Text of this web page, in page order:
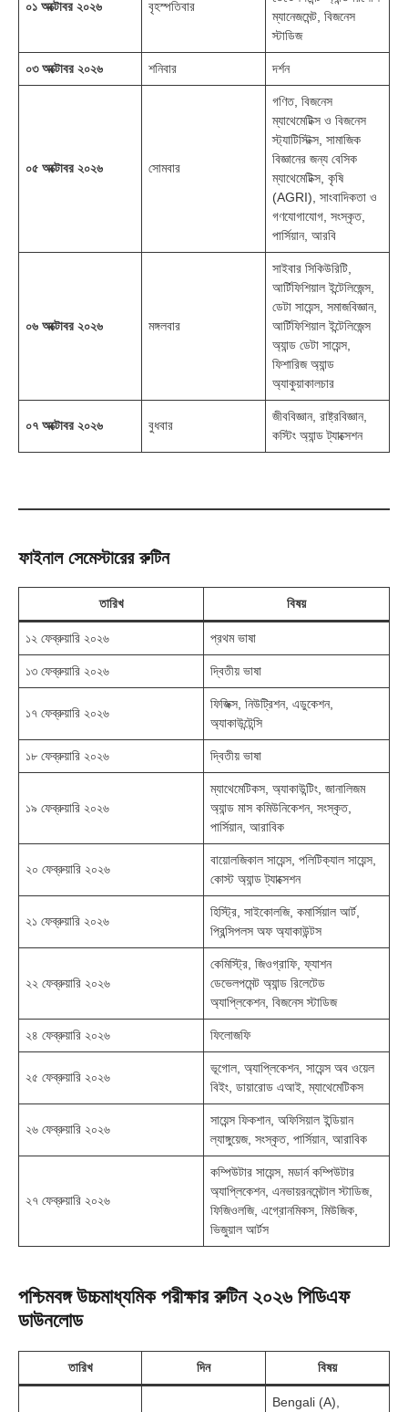
০১ অক্টোবর ২০২৬ বৃহস্পতিবার
ম্যানেজমেন্ট, বিজনেস
স্টাডিজ
০৩ অক্টোবর ২০২৬ শনিবার দর্শন
০৫ অক্টোবর ২০২৬ সোমবার
গণিত, বিজনেস
ম্যাথেমেটিক্স ও বিজনেস
স্ট্যাটিস্টিক্স, সামাজিক
বিজ্ঞানের জন্য বেসিক
ম্যাথেমেটিক্স, কৃষি
(AGRI), সাংবাদিকতা ও
গণযোগাযোগ, সংস্কৃত,
পার্সিয়ান, আরবি
০৬ অক্টোবর ২০২৬ মঙ্গলবার
সাইবার সিকিউরিটি,
আর্টিফিশিয়াল ইন্টেলিজেন্স,
ডেটা সায়েন্স, সমাজবিজ্ঞান,
আর্টিফিশিয়াল ইন্টেলিজেন্স
অ্যান্ড ডেটা সায়েন্স,
ফিশারিজ অ্যান্ড
অ্যাকুয়াকালচার
০৭ অক্টোবর ২০২৬ বুধবার
জীববিজ্ঞান, রাষ্ট্রবিজ্ঞান,
কস্টিং অ্যান্ড ট্যাক্সেশন
ফাইনাল সেমেস্টারের রুটিন
তারিখ বিষয়
১২ ফেব্রুয়ারি ২০২৬ প্রথম ভাষা
১৩ ফেব্রুয়ারি ২০২৬ দ্বিতীয় ভাষা
১৭ ফেব্রুয়ারি ২০২৬
ফিজিক্স, নিউট্রিশন, এডুকেশন,
অ্যাকাউন্টেন্সি
১৮ ফেব্রুয়ারি ২০২৬ দ্বিতীয় ভাষা
১৯ ফেব্রুয়ারি ২০২৬
ম্যাথেমেটিকস, অ্যাকাউন্টিং, জানালিজম
অ্যান্ড মাস কমিউনিকেশন, সংস্কৃত,
পার্সিয়ান, আরাবিক
২০ ফেব্রুয়ারি ২০২৬
বায়োলজিকাল সায়েন্স, পলিটিক্যাল সায়েন্স,
কোস্ট অ্যান্ড ট্যাক্সেশন
২১ ফেব্রুয়ারি ২০২৬
হিস্ট্রি, সাইকোলজি, কমার্সিয়াল আর্ট,
প্রিন্সিপলস অফ অ্যাকাউন্টস
২২ ফেব্রুয়ারি ২০২৬
কেমিস্ট্রি, জিওগ্রাফি, ফ্যাশন
ডেভেলপমেন্ট অ্যান্ড রিলেটেড
অ্যাপ্লিকেশন, বিজনেস স্টাডিজ
২৪ ফেব্রুয়ারি ২০২৬ ফিলোজফি
২৫ ফেব্রুয়ারি ২০২৬
ভূগোল, অ্যাপ্লিকেশন, সায়েন্স অব ওয়েল
বিইং, ডায়ারোড এআই, ম্যাথেমেটিকস
২৬ ফেব্রুয়ারি ২০২৬
সায়েন্স ফিকশান, অফিসিয়াল ইন্ডিয়ান
ল্যাঙ্গুয়েজ, সংস্কৃত, পার্সিয়ান, আরাবিক
২৭ ফেব্রুয়ারি ২০২৬
কম্পিউটার সায়েন্স, মডার্ন কম্পিউটার
অ্যাপ্লিকেশন, এনভায়রনমেন্টাল স্টাডিজ,
ফিজিওলজি, এগ্রোনমিকস, মিউজিক,
ভিজুয়াল আর্টস
পশ্চিমবঙ্গ উচ্চমাধ্যমিক পরীক্ষার রুটিন ২০২৬ পিডিএফ
ডাউনলোড
তারিখ দিন বিষয়
Bengali (A),